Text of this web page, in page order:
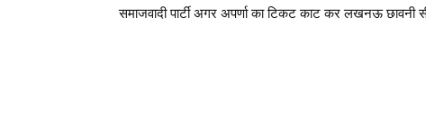
समाजवादी पार्टी अगर अपर्णा का टिकट काट कर लखनऊ छावनी